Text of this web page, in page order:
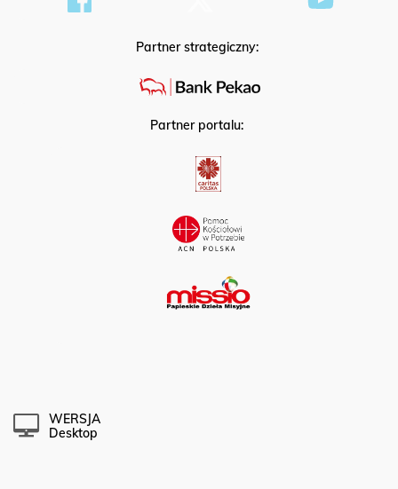
Partner strategiczny:
Partner portalu:
WERSJA
Desktop